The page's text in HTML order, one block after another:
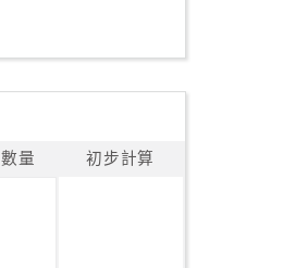
數量 初步計算